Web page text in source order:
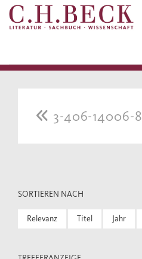
3-406-14006-8
SORTIEREN NACH
Relevanz Titel Jahr